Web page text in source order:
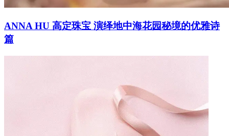
ANNA HU 高定珠宝 演绎地中海花园秘境的优雅诗
篇